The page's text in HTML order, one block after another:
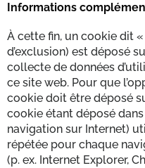
Informations
À cette fin, un cookie dit
d’exclusion) est déposé
collecte de données
ce site web. Pour que
cookie doit être déposé
cookie étant déposé
navigation sur Internet)
répétée pour chaque
(p. ex. Internet Explorer,